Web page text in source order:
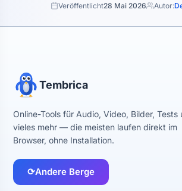
Veröffentlicht28 Mai 2026 Autor:
Tembrica
Online-Tools für Audio, Video, Bilder, Tests
vieles mehr — die meisten laufen direkt im
Browser, ohne Installation.
⟳Andere Berge